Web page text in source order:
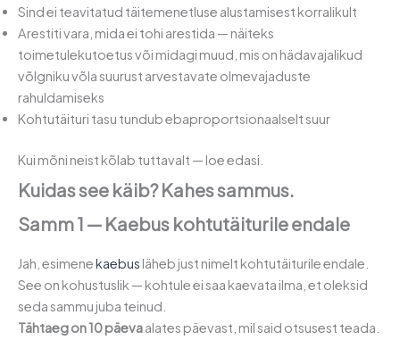
Sind ei teavitatud täitemenetluse alustamisest korralikult
Arestiti vara, mida ei tohi arestida — näiteks
toimetulekutoetus või midagi muud, mis on hädavajalikud
võlgniku võla suurust arvestavate olmevajaduste
rahuldamiseks
Kohtutäituri tasu tundub ebaproportsionaalselt suur
Kui mõni neist kõlab tuttavalt — loe edasi.
Kuidas see käib? Kahes sammus.
Samm 1 — Kaebus kohtutäiturile endale
Jah, esimenekaebus läheb just nimelt kohtutäiturile endale.
See on kohustuslik — kohtule ei saa kaevata ilma, et oleksid
seda sammu juba teinud.
Tähtaeg on 10 päevaalates päevast, mil said otsusest teada.